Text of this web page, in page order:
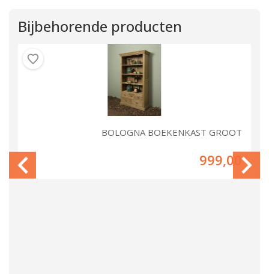
Bijbehorende producten
BOLOGNA BOEKENKAST GROOT
999,00